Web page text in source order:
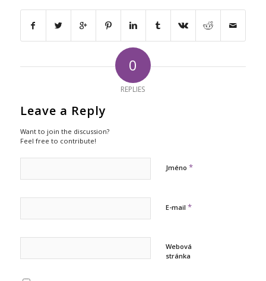
0
REPLIES
Leave a Reply
Want to join the discussion?
Feel free to contribute!
Jméno *
E-mail *
Webová
stránka